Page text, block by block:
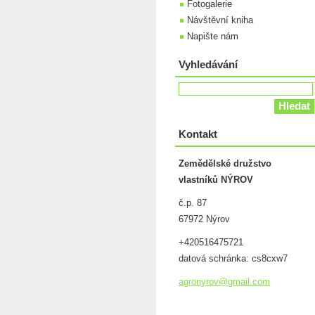
Fotogalerie
Návštěvní kniha
Napište nám
Vyhledávání
Kontakt
Zemědělské družstvo
vlastníků NÝROV
č.p. 87
67972 Nýrov
+420516475721
datová schránka: cs8cxw7
agronyrov@gmail.com